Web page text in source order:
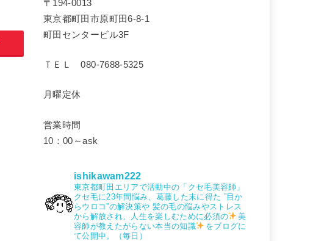
〒194-0013
東京都町田市原町田6-8-1
町田センタービル3F
ＴＥＬ 080-7688-5325
月曜定休
営業時間
10：00～ask
ishikawam222
東京都町田エリアで活動中の「クセ毛美容師」
クセ毛に23年間悩み、葛藤した末に得た ”目か
らウロコ”の解決策や 髪の毛の悩みやストレス
から解放され、人生を楽しむために必須の
美
容師が教えたがらない本当の知識
をブログに
て公開中。（毎日）